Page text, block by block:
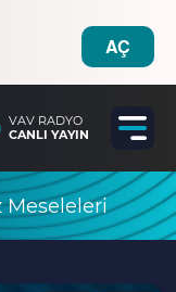
AÇ
VAV RADYO
CANLI YAYIN
Meseleleri